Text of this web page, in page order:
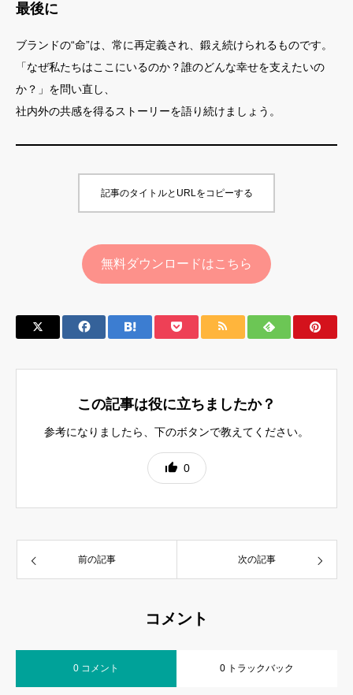
最後に
ブランドの“命”は、常に再定義され、鍛え続けられるものです。
「なぜ私たちはここにいるのか？誰のどんな幸せを支えたいの
か？」を問い直し、
社内外の共感を得るストーリーを語り続けましょう。
記事のタイトルとURLをコピーする
無料ダウンロードはこちら
この記事は役に立ちましたか？
参考になりましたら、下のボタンで教えてください。
0
前の記事 次の記事
コメント
0 コメント 0 トラックバック